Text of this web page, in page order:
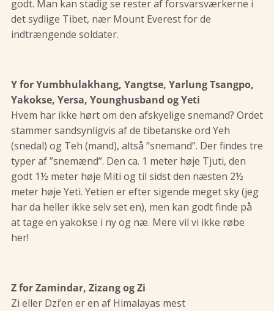
godt. Man kan stadig se rester af forsvarsværkerne i
det sydlige Tibet, nær Mount Everest for de
indtrængende soldater.
Y for Yumbhulakhang, Yangtse, Yarlung Tsangpo,
Yakokse, Yersa, Younghusband og Yeti
Hvem har ikke hørt om den afskyelige snemand? Ordet
stammer sandsynligvis af de tibetanske ord Yeh
(snedal) og Teh (mand), altså ”snemand”. Der findes tre
typer af ”snemænd”. Den ca. 1 meter høje Tjuti, den
godt 1½ meter høje Miti og til sidst den næsten 2½
meter høje Yeti. Yetien er efter sigende meget sky (jeg
har da heller ikke selv set en), men kan godt finde på
at tage en yakokse i ny og næ. Mere vil vi ikke røbe
her!
Z for Zamindar, Zizang og Zi
Zi eller Dzi’en er en af Himalayas mest